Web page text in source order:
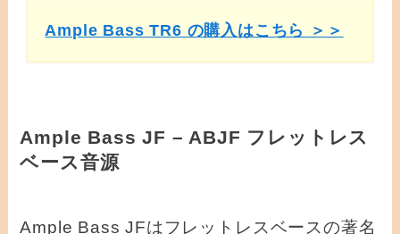
Ample Bass TR6 の購入はこちら ＞＞
Ample Bass JF – ABJF フレットレス
ベース音源
Ample Bass JFはフレットレスベースの著名